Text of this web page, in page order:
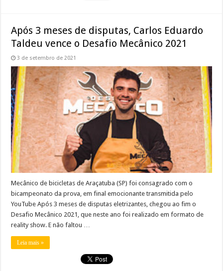
Após 3 meses de disputas, Carlos Eduardo
Taldeu vence o Desafio Mecânico 2021
3 de setembro de 2021
Mecânico de bicicletas de Araçatuba (SP) foi consagrado com o
bicampeonato da prova, em final emocionante transmitida pelo
YouTube Após 3 meses de disputas eletrizantes, chegou ao fim o
Desafio Mecânico 2021, que neste ano foi realizado em formato de
reality show. E não faltou …
Leia mais »